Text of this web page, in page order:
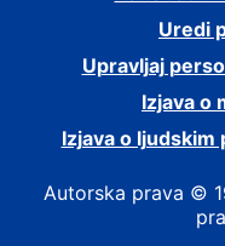
Uredi
Upravljaj
Izjava o
Izjava o ljudskim
Autorska prava ©